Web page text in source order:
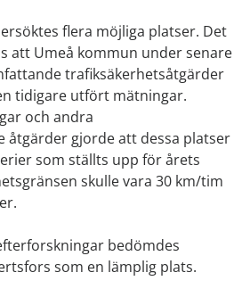
flera möjliga platser. Det
att Umeå kommun under senare
trafiksäkerhetsåtgärder
tidigare utfört mätningar.
och andra
åtgärder gjorde att dessa platser
som ställts upp för årets
skulle vara 30 km/tim
bedömdes
som en lämplig plats.